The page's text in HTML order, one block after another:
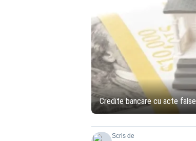
Credite bancare cu acte false
Scris de